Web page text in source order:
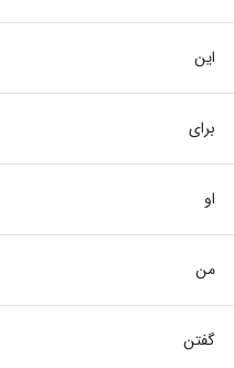
این
برای
او
من
گفتن